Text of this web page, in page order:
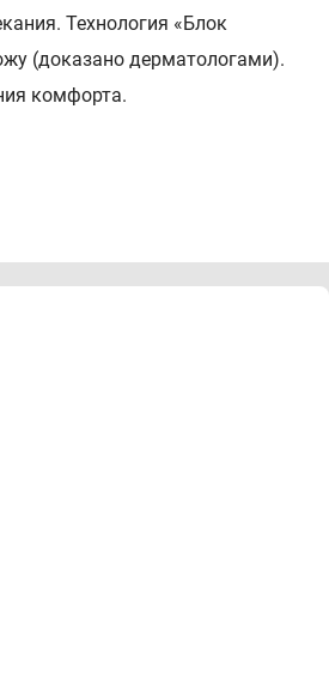
Технология «Блок
(доказано дерматологами).
комфорта.